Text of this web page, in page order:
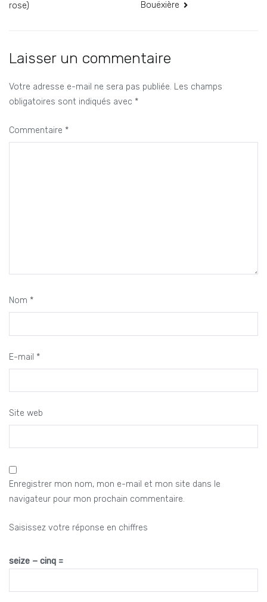
rose)
Bouëxière
Laisser un commentaire
Votre adresse e-mail ne sera pas publiée. Les champs
obligatoires sont indiqués avec *
Commentaire *
Nom *
E-mail *
Site web
Enregistrer mon nom, mon e-mail et mon site dans le
navigateur pour mon prochain commentaire.
Saisissez votre réponse en chiffres
seize − cinq =